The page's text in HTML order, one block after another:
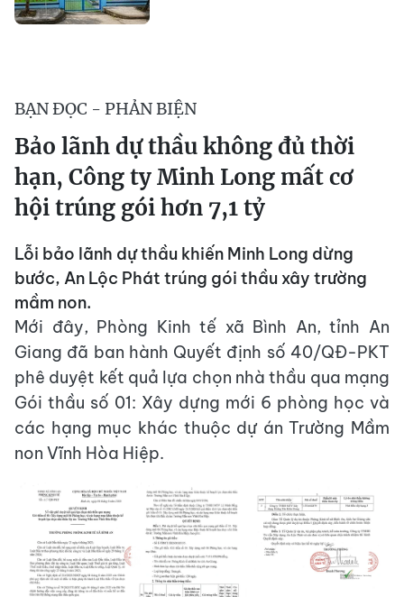
BẠN ĐỌC - PHẢN BIỆN
Bảo lãnh dự thầu không đủ thời
hạn, Công ty Minh Long mất cơ
hội trúng gói hơn 7,1 tỷ
Lỗi bảo lãnh dự thầu khiến Minh Long dừng
bước, An Lộc Phát trúng gói thầu xây trường
mầm non.
Mới đây, Phòng Kinh tế xã Bình An, tỉnh An
Giang đã ban hành Quyết định số 40/QĐ-PKT
phê duyệt kết quả lựa chọn nhà thầu qua mạng
Gói thầu số 01: Xây dựng mới 6 phòng học và
các hạng mục khác thuộc dự án Trường Mầm
non Vĩnh Hòa Hiệp.